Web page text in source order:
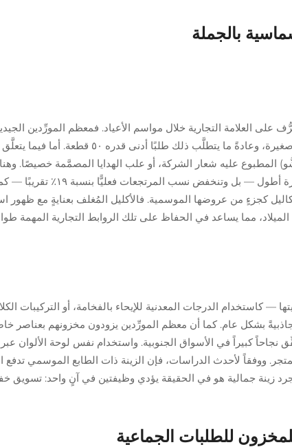
بالجملة
على العلامة التجارية خلال مواسم الأعياد. فمعظم المورِّدين
مطرَّزةً مباشرةً على الإكليل نفسه، أو مُثبَّتةً عبر لوحات معدنية
عليه شعار الشركة، أو علب الهدايا المصمَّمة خصيصًا. وهناك
أن تخصيص الهدايا بهذه الطريقة يجعل
كجزءٍ من عروضها الموسمية. فالأكليل المُغلف بعنايةٍ مع
مما يساعد في الحفاظ على تلك الروابط التجارية المهمة
— كاستخدام الدرجات المعدنية للإيحاء بالفخامة، أو التركيبات
بشكل عام. كما أن معظم المورِّدين يزودون مخزونهم بعناصر
نجاحاً كبيراً في الأسواق الجنوبية. واستخدام نفس لوحة الألوان
ووفقاً لأحدث الدراسات، فإن الزينة ذات الطابع الموسمي
زينة جمالية هو في الحقيقة يؤدي وظيفتين في آنٍ واحد: تسويق
للطلبات الجماعية